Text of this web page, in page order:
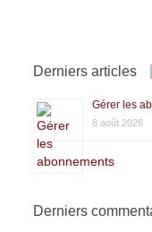
Derniers articles
Gérer les
8 août 2026
Derniers